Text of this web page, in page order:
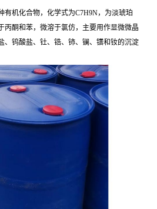
有机化合物，化学式为C7H9N，为淡琥珀
丙酮和苯，微溶于氯仿，主要用作显微微晶
、钨酸盐、钍、锆、铈、镧、镨和钕的沉淀